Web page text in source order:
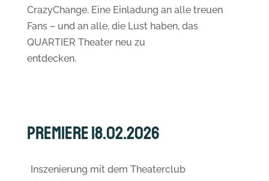
CrazyChange. Eine Einladung an alle treuen
Fans – und an alle, die Lust haben, das
QUARTIER Theater neu zu
entdecken.
Premiere 18.02.2026
Inszenierung mit dem Theaterclub